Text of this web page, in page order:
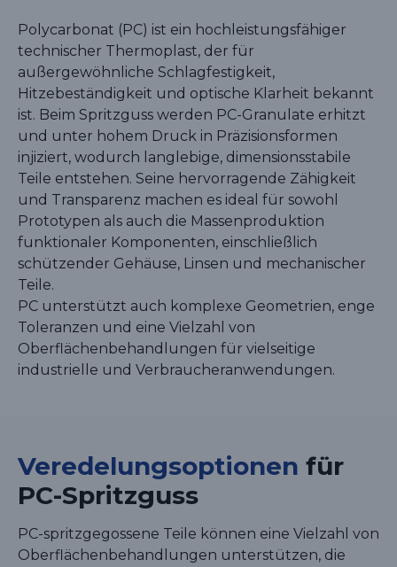
Polycarbonat (PC) ist ein hochleistungsfähiger
technischer Thermoplast, der für
außergewöhnliche Schlagfestigkeit,
Hitzebeständigkeit und optische Klarheit bekannt
ist. Beim Spritzguss werden PC-Granulate erhitzt
und unter hohem Druck in Präzisionsformen
injiziert, wodurch langlebige, dimensionsstabile
Teile entstehen. Seine hervorragende Zähigkeit
und Transparenz machen es ideal für sowohl
Prototypen als auch die Massenproduktion
funktionaler Komponenten, einschließlich
schützender Gehäuse, Linsen und mechanischer
Teile.
PC unterstützt auch komplexe Geometrien, enge
Toleranzen und eine Vielzahl von
Oberflächenbehandlungen für vielseitige
industrielle und Verbraucheranwendungen.
Veredelungsoptionen für
PC-Spritzguss
PC-spritzgegossene Teile können eine Vielzahl von
Oberflächenbehandlungen unterstützen, die